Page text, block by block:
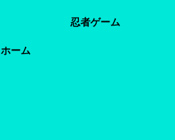
忍者ゲーム
ホーム